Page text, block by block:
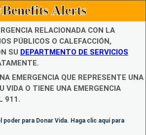
Alerts
RELACIONADA CON LA
PÚBLICOS O CALEFACCIÓN,
SU DEPARTMENTO DE SERVICIOS
EMERGENCIA QUE REPRESENTE UNA
VIDA O TIENE UNA EMERGENCIA
911.
poder para Donar Vida. Haga clic aquí para